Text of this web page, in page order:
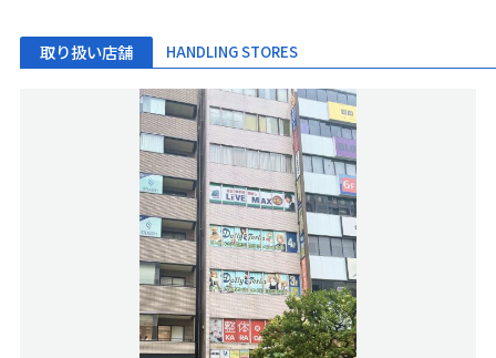
取り扱い店舗 HANDLING STORES